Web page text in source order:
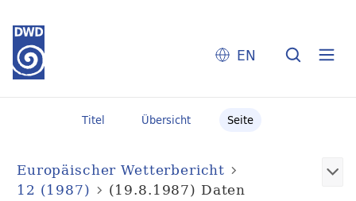
EN
Titel Übersicht Seite
Europäischer Wetterbericht
12 (1987)
(19.8.1987) Daten